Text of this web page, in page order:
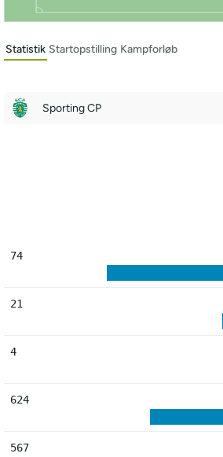
Statistik Startopstilling Kampforløb
Sporting CP
74
21
4
624
567